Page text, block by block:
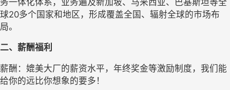
球20多个国家和地区，形成覆盖全国、辐射全球的市场布
局。
二、薪酬福利
薪酬：媲美大厂的薪资水平，年终奖金等激励制度，我们能
给你的远比你想象的要多！